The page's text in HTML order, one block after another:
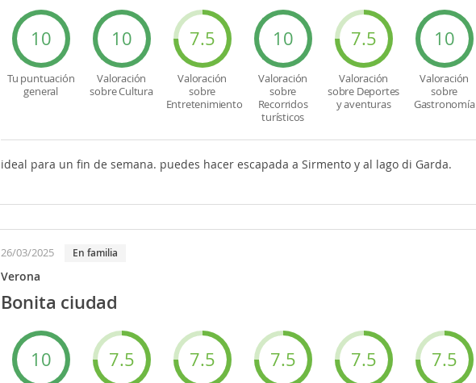
10
Tu puntuación
general
10
Valoración
sobre Cultura
7.5
Valoración
sobre
Entretenimiento
10
Valoración
sobre
Recorridos
turísticos
7.5
Valoración
sobre Deportes
y aventuras
10
Valoración
sobre
Gastronomía
ideal para un fin de semana. puedes hacer escapada a Sirmento y al lago di Garda.
26/03/2025 En familia
Verona
Bonita ciudad
10 7.5 7.5 7.5 7.5 7.5